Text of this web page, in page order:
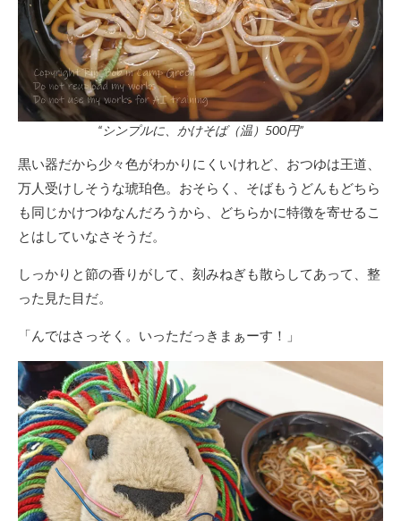
“シンプルに、かけそば（温）500円”
黒い器だから少々色がわかりにくいけれど、おつゆは王道、
万人受けしそうな琥珀色。おそらく、そばもうどんもどちら
も同じかけつゆなんだろうから、どちらかに特徴を寄せるこ
とはしていなさそうだ。
しっかりと節の香りがして、刻みねぎも散らしてあって、整
った見た目だ。
「んではさっそく。いっただっきまぁーす！」